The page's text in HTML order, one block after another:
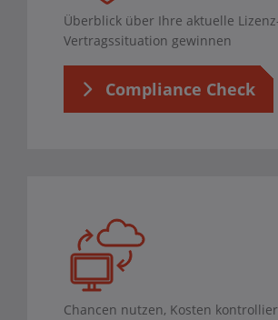
Überblick über Ihre aktuelle
Vertragssituation gewinnen
Compliance Check
Chancen nutzen, Kosten